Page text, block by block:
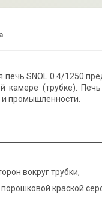
SNOL 0.4/1250
камере (трубке).
промышленности.
вокруг трубки,
краской